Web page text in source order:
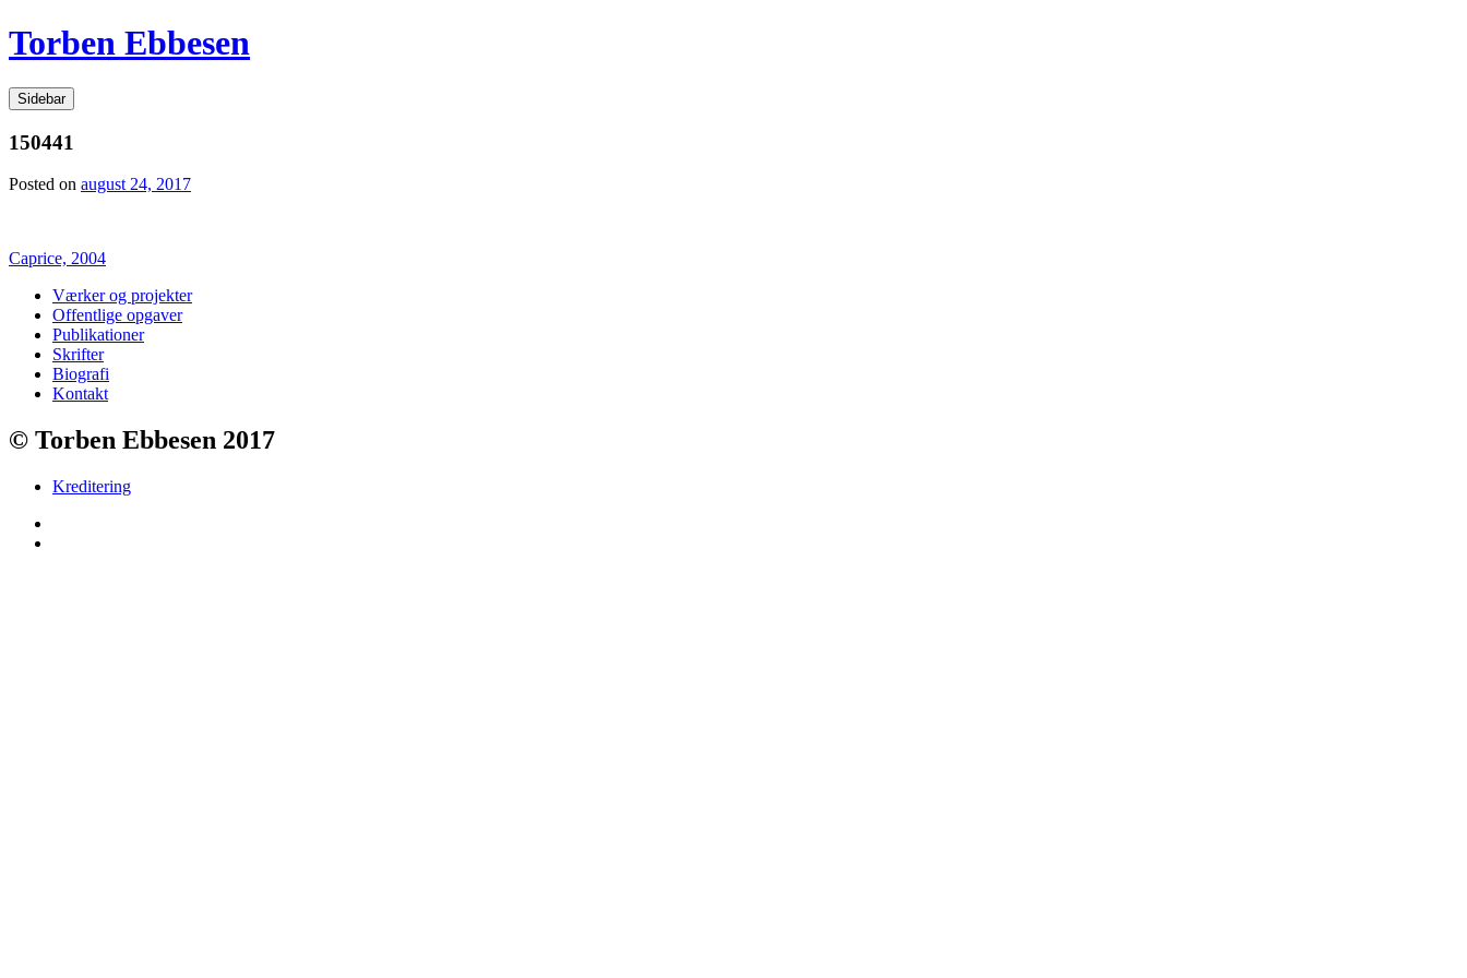
Videre
til
Torben Ebbesen
Sidebar
150441
Posted on august 24, 2017
Indlægsnavigation
Caprice, 2004
Værker og projekter
Offentlige opgaver
Publikationer
Skrifter
Biografi
Kontakt
© Torben Ebbesen 2017
Kreditering